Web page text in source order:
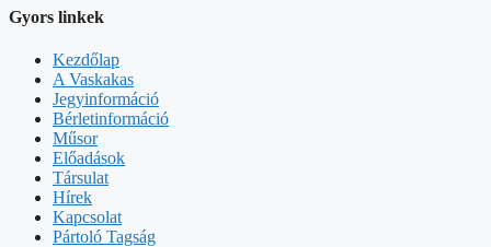
Gyors linkek
Kezdőlap
A Vaskakas
Jegyinformáció
Bérletinformáció
Műsor
Előadások
Társulat
Hírek
Kapcsolat
Pártoló Tagság